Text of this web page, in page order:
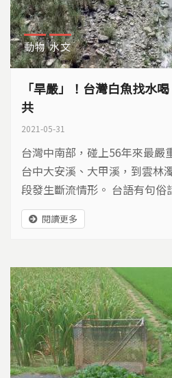
動物 水文
「旱嚴」！台灣白魚找水
共
2021-05-31
台灣中南部，碰上56年來最嚴
台中大安溪、大甲溪，到雲林
段發生斷流情形。 台語有句俗
祖。」當缺水非常嚴重時，似
放在第一位、民生用水放在第
閱讀更多